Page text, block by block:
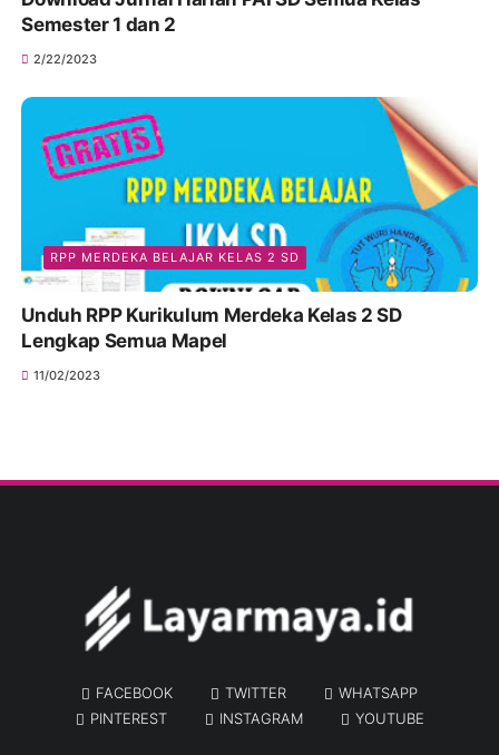
Semester 1 dan 2
2/22/2023
RPP MERDEKA BELAJAR KELAS 2 SD
Unduh RPP Kurikulum Merdeka Kelas 2 SD
Lengkap Semua Mapel
11/02/2023
FACEBOOK TWITTER
WHATSAPP
PINTEREST
INSTAGRAM YOUTUBE